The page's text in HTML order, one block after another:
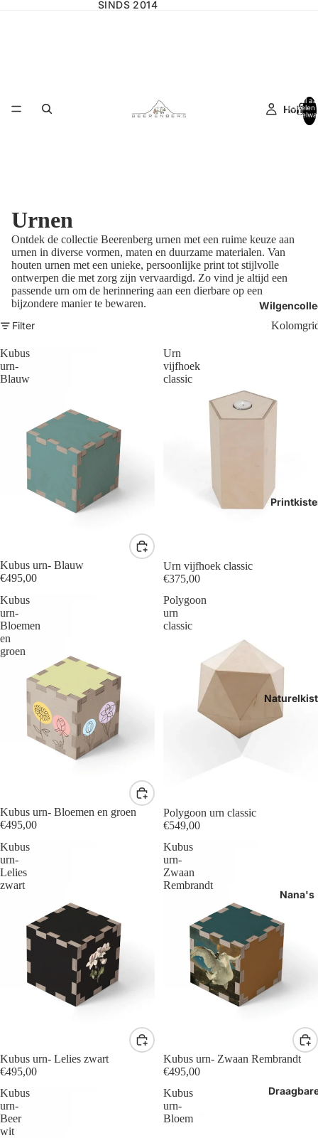
SINDS 2014
Home
Nana's
Totaal
artikelen
Urnen
Ontdek de collectie Beerenberg urnen met een ruime keuze aan
urnen in diverse vormen, maten en duurzame materialen. Van
houten urnen met een unieke, persoonlijke print tot stijlvolle
ontwerpen die met zorg zijn vervaardigd. Zo vind je altijd een
passende urn om de herinnering aan een dierbare op een
bijzondere manier te bewaren.
Filter
Kubus
urn-
Blauw
Kubus urn- Blauw
€495,00
Urn
vijfhoek
classic
Urn vijfhoek classic
€375,00
Kubus
urn-
Bloemen
en
groen
Kubus urn- Bloemen en groen
€495,00
Polygoon
urn
classic
Polygoon urn classic
€549,00
Kubus
urn-
Lelies
zwart
Kubus urn- Lelies zwart
€495,00
Kubus
urn-
Zwaan
Rembrandt
Kubus urn- Zwaan Rembrandt
€495,00
Kubus
urn-
Beer
wit
Kubus
urn-
Bloem